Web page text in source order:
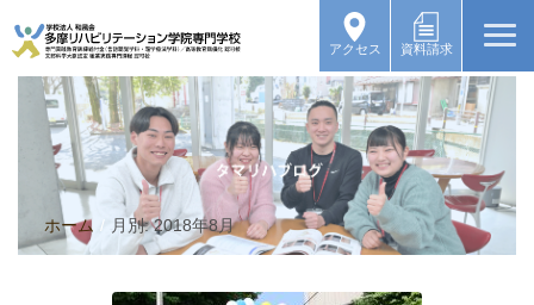
アクセス 資料請求
ホーム / 月別: 2018年8月